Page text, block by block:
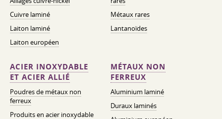
Cuivre laminé
Laiton laminé
Laiton européen
Métaux rares
Lantanoïdes
ACIER INOXYDABLE
ET ACIER ALLIÉ
Poudres de métaux non
ferreux
Produits en acier inoxydable
MÉTAUX NON
FERREUX
Aluminium laminé
Duraux laminés